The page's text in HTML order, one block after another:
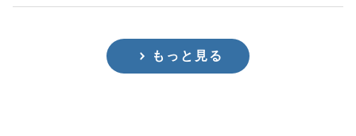
もっと見る